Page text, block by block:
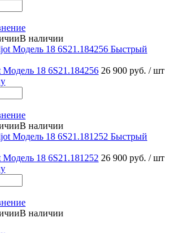
В наличии
Быстрый
18 6S21.184256 26 900 руб. / шт
В наличии
Быстрый
18 6S21.181252 26 900 руб. / шт
В наличии